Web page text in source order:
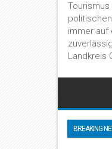
immer auf
Landkreis
BREAKING